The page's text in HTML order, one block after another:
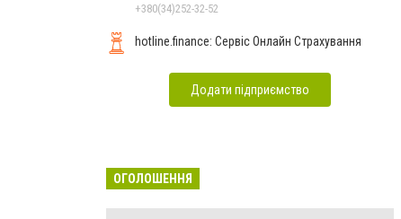
+380(34)252-32-52
hotline.finance: Сервіс Онлайн Страхування
Додати підприємство
ОГОЛОШЕННЯ